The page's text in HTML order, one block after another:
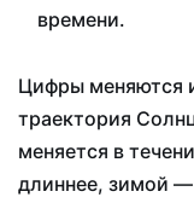
времени.
Цифры меняются
траектория
меняется в
длиннее, зимой